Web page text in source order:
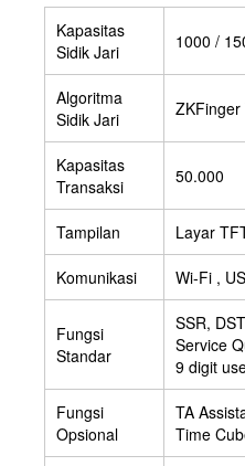
Kapasitas
Sidik Jari
1000 /
Algoritma
Sidik Jari
ZKFinger
Kapasitas
Transaksi
50.000
Tampilan Layar
Komunikasi Wi-Fi ,
Fungsi
Standar
SSR,
Service
9 digit
Fungsi
Opsional
TA
Time